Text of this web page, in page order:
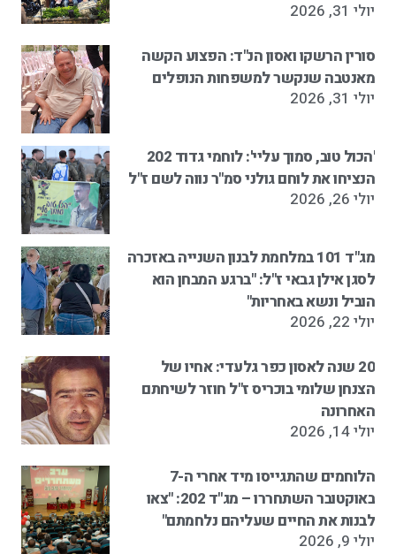
יולי 31, 2026
סורין הרשקו ואסון הנ"ד: הפצוע הקשה
מאנטבה שנקשר למשפחות הנופלים
יולי 31, 2026
'הכול טוב, סמוך עליי': לוחמי גדוד 202
הנציחו את לוחם גולני סמ"ר נווה לשם ז"ל
יולי 26, 2026
מג"ד 101 במלחמת לבנון השנייה באזכרה
לסגן אילן גבאי ז"ל: "ברגע המבחן הוא
הוביל ונשא באחריות"
יולי 22, 2026
20 שנה לאסון כפר גלעדי: אחיו של
הצנחן שלומי בוכריס ז"ל חוזר לשיחתם
האחרונה
יולי 14, 2026
הלוחמים שהתגייסו מיד אחרי ה-7
באוקטובר השתחררו – מג"ד 202: "צאו
לבנות את החיים שעליהם נלחמתם"
יולי 9, 2026